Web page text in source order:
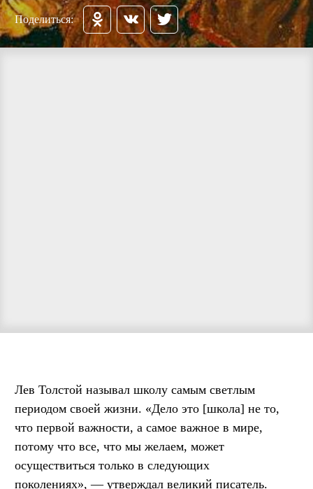
Поделиться:
Лев Толстой называл школу самым светлым
периодом своей жизни. «Дело это [школа] не то,
что первой важности, а самое важное в мире,
потому что все, что мы желаем, может
осуществиться только в следующих
поколениях», — утверждал великий писатель.